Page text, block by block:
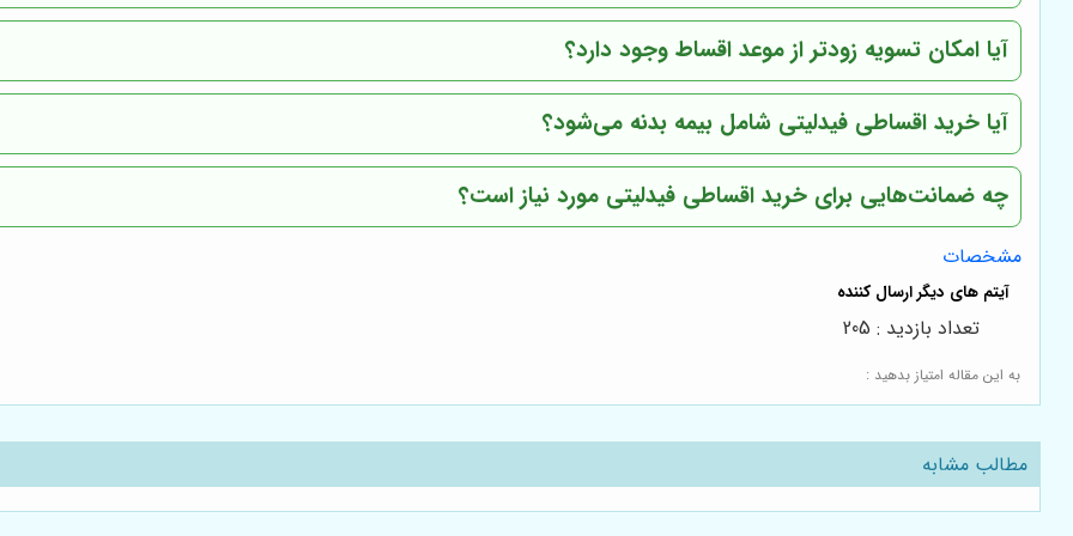
آیا امکان تسویه زودتر از موعد اقساط وجود دارد؟
آیا خرید اقساطی فیدلیتی شامل بیمه بدنه می‌شود؟
چه ضمانت‌هایی برای خرید اقساطی فیدلیتی مورد نیاز است؟
مشخصات
به این مقاله امتیاز بدهید :
تعداد بازدید : 205
مطالب مشابه